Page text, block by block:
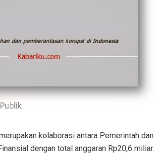
kolaborasi antara Pemerintah dan
dengan total anggaran Rp20,6 miliar.